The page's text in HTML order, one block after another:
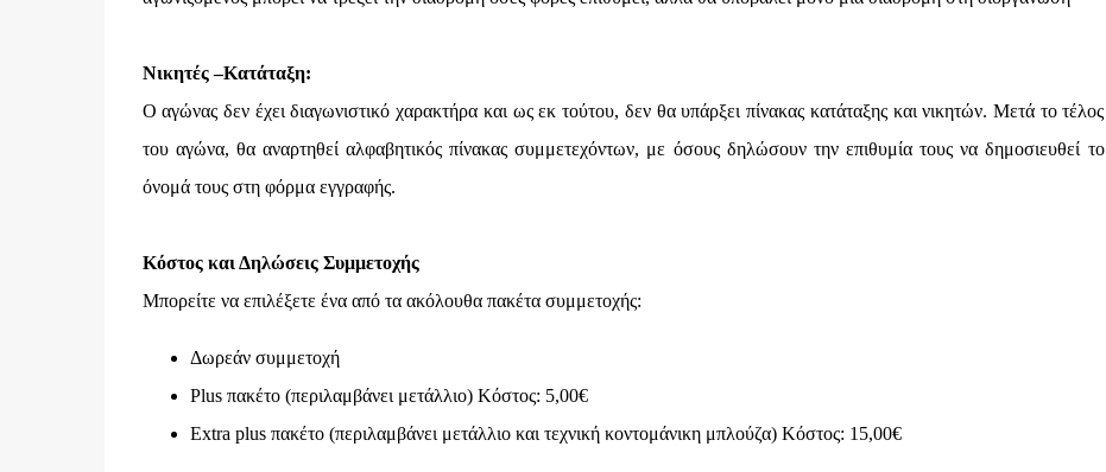
Νικητές –Κατάταξη:
Ο αγώνας δεν έχει διαγωνιστικό χαρακτήρα και ως εκ τούτου, δεν θα υπάρξει πίνακας κατάταξης και νικητών. Μετά το τέλος
του αγώνα, θα αναρτηθεί αλφαβητικός πίνακας συμμετεχόντων, με όσους δηλώσουν την επιθυμία τους να δημοσιευθεί το
όνομά τους στη φόρμα εγγραφής.
Κόστος και Δηλώσεις Συμμετοχής
Μπορείτε να επιλέξετε ένα από τα ακόλουθα πακέτα συμμετοχής:
Δωρεάν συμμετοχή
Plus πακέτο (περιλαμβάνει μετάλλιο) Κόστος: 5,00€
Extra plus πακέτο (περιλαμβάνει μετάλλιο και τεχνική κοντομάνικη μπλούζα) Κόστος: 15,00€